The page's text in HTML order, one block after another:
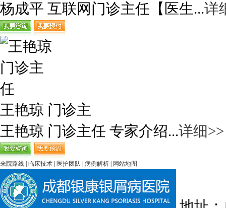
杨成平 互联网门诊主任【医生...详
王艳琼 门诊主
王艳琼 门诊主任 专家介绍...详细>>
来院路线 临床技术 医护团队 病例解析 网站地图